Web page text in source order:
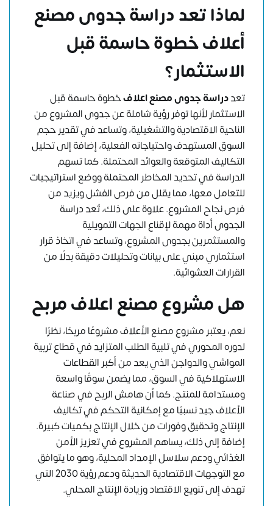
لماذا تعد دراسة جدوى مصنع
أعلاف خطوة حاسمة قبل
الاستثمار؟
تعددراسة جدوى مصنع اعلافخطوة حاسمة قبل
الاستثمار لأنها توفر رؤية شاملة عن جدوى المشروع من
الناحية الاقتصادية والتشغيلية، وتساعد في تقدير حجم
السوق المستهدف واحتياجاته الفعلية، إضافة إلى تحليل
التكاليف المتوقعة والعوائد المحتملة. كما تسهم
الدراسة في تحديد المخاطر المحتملة ووضع استراتيجيات
للتعامل معها، مما يقلل من فرص الفشل ويزيد من
فرص نجاح المشروع. علاوة على ذلك، تُعد دراسة
الجدوى أداة مهمة لإقناع الجهات التمويلية
والمستثمرين بجدوى المشروع، وتساعد في اتخاذ قرار
استثماري مبني على بيانات وتحليلات دقيقة بدلًا من
القرارات العشوائية.
هل مشروع مصنع اعلاف مربح
نعم، يعتبر مشروع مصنع الأعلاف مشروعًا مربحًا، نظرًا
لدوره المحوري في تلبية الطلب المتزايد في قطاع تربية
المواشي والدواجن الذي يعد من أكبر القطاعات
الاستهلاكية في السوق، مما يضمن سوقًا واسعة
ومستدامة للمنتج. كما أن هامش الربح في صناعة
الأعلاف جيد نسبيًا مع إمكانية التحكم في تكاليف
الإنتاج وتحقيق وفورات من خلال الإنتاج بكميات كبيرة.
إضافة إلى ذلك، يساهم المشروع في تعزيز الأمن
الغذائي ودعم سلاسل الإمداد المحلية، وهو ما يتوافق
مع التوجهات الاقتصادية الحديثة ودعم رؤية 2030 التي
تهدف إلى تنويع الاقتصاد وزيادة الإنتاج المحلي.